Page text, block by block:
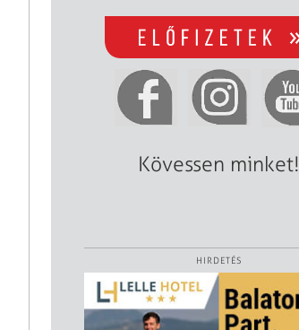
Kövessen minket!
HIRDETÉS